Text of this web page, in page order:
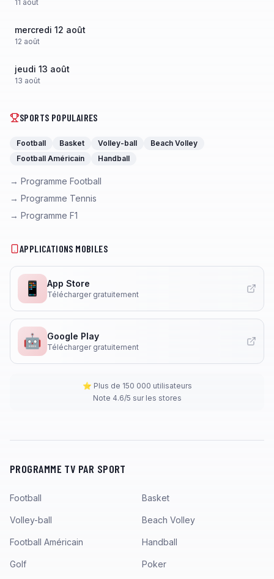
11 août
mercredi 12 août
12 août
jeudi 13 août
13 août
SPORTS POPULAIRES
Football Basket Volley-ball
Beach Volley
Football Américain
Handball
→ Programme Football
→ Programme Tennis
→ Programme F1
APPLICATIONS MOBILES
📱 App Store
Télécharger gratuitement
🤖 Google Play
Télécharger gratuitement
⭐ Plus de 150 000 utilisateurs
Note 4.6/5 sur les stores
PROGRAMME TV PAR SPORT
Football Basket
Volley-ball Beach Volley
Football Américain Handball
Golf Poker